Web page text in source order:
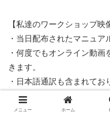
【私達のワークショップ映
・当日配布されたマニュア
・何度でもオンライン動
きます。
・日本語通訳も含まれてお
「クラシカルピラティスエ
メニュー ホーム